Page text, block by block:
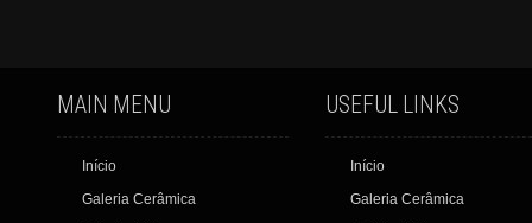
MAIN MENU
Início
Galeria Cerâmica
USEFUL LINKS
Início
Galeria Cerâmica